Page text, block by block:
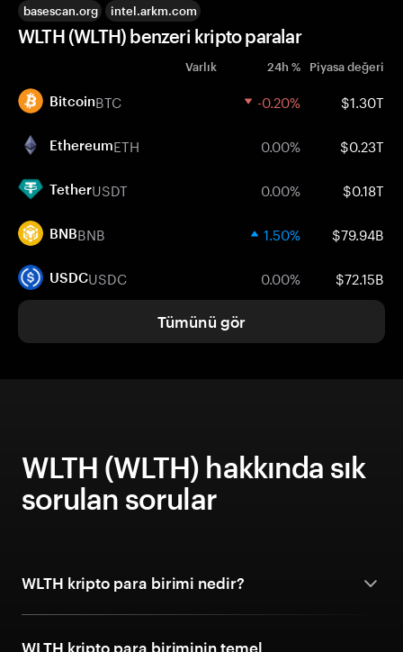
basescan.org intel.arkm.com
WLTH (WLTH) benzeri kripto paralar
Varlık 24h % Piyasa değeri
BitcoinBTC -0.20% $1.30T
EthereumETH 0.00% $0.23T
TetherUSDT 0.00% $0.18T
BNBBNB 1.50% $79.94B
USDCUSDC 0.00% $72.15B
Tümünü gör
WLTH (WLTH) hakkında sık
sorulan sorular
WLTH kripto para birimi nedir?
WLTH kripto para biriminin temel